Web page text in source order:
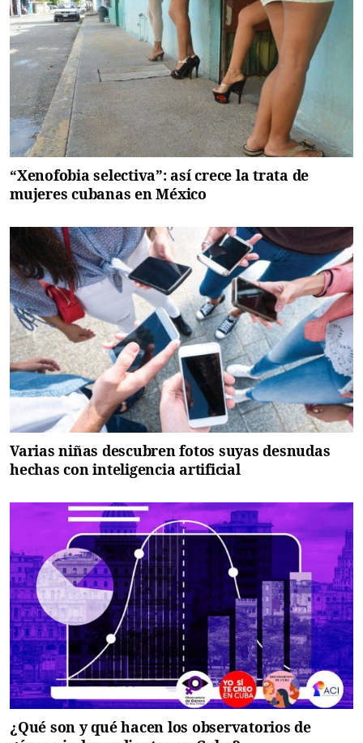
“Xenofobia selectiva”: así crece la trata de
mujeres cubanas en México
Varias niñas descubren fotos suyas desnudas
hechas con inteligencia artificial
¿Qué son y qué hacen los observatorios de